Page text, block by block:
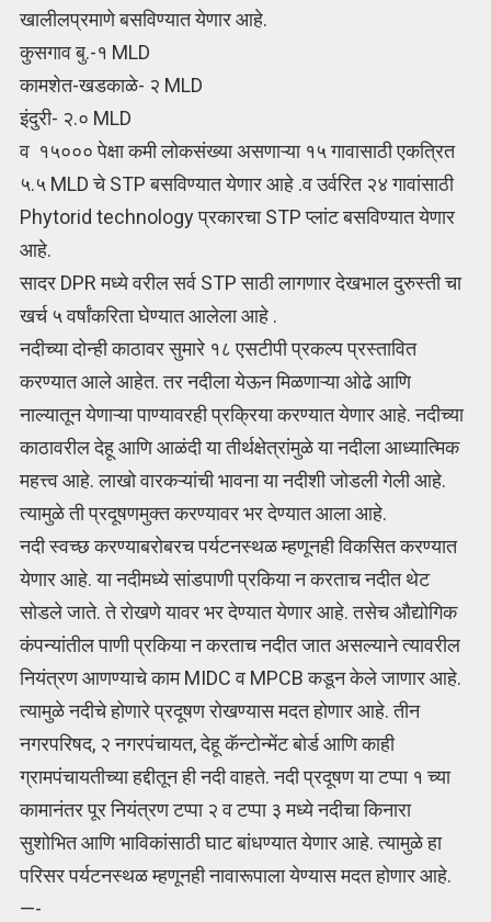
खालीलप्रमाणे बसविण्यात येणार आहे.
कुसगाव बु.-१ MLD
कामशेत-खडकाळे- २ MLD
इंदुरी- २.० MLD
व १५००० पेक्षा कमी लोकसंख्या असणाऱ्या १५ गावासाठी एकत्रित
५.५ MLD चे STP बसविण्यात येणार आहे .व उर्वरित २४ गावांसाठी
Phytorid technology प्रकारचा STP प्लांट बसविण्यात येणार
आहे.
सादर DPR मध्ये वरील सर्व STP साठी लागणार देखभाल दुरुस्ती चा
खर्च ५ वर्षांकरिता घेण्यात आलेला आहे .
नदीच्या दोन्ही काठावर सुमारे १८ एसटीपी प्रकल्प प्रस्तावित
करण्यात आले आहेत. तर नदीला येऊन मिळणाऱ्या ओढे आणि
नाल्यातून येणाऱ्या पाण्यावरही प्रक्रिया करण्यात येणार आहे. नदीच्या
काठावरील देहू आणि आळंदी या तीर्थक्षेत्रांमुळे या नदीला आध्यात्मिक
महत्त्व आहे. लाखो वारकऱ्यांची भावना या नदीशी जोडली गेली आहे.
त्यामुळे ती प्रदूषणमुक्त करण्यावर भर देण्यात आला आहे.
नदी स्वच्छ करण्याबरोबरच पर्यटनस्थळ म्हणूनही विकसित करण्यात
येणार आहे. या नदीमध्ये सांडपाणी प्रकिया न करताच नदीत थेट
सोडले जाते. ते रोखणे यावर भर देण्यात येणार आहे. तसेच औद्योगिक
कंपन्यांतील पाणी प्रकिया न करताच नदीत जात असल्याने त्यावरील
नियंत्रण आणण्याचे काम MIDC व MPCB कडून केले जाणार आहे.
त्यामुळे नदीचे होणारे प्रदूषण रोखण्यास मदत होणार आहे. तीन
नगरपरिषद, २ नगरपंचायत, देहू कॅन्टोन्मेंट बोर्ड आणि काही
ग्रामपंचायतीच्या हद्दीतून ही नदी वाहते. नदी प्रदूषण या टप्पा १ च्या
कामानंतर पूर नियंत्रण टप्पा २ व टप्पा ३ मध्ये नदीचा किनारा
सुशोभित आणि भाविकांसाठी घाट बांधण्यात येणार आहे. त्यामुळे हा
परिसर पर्यटनस्थळ म्हणूनही नावारूपाला येण्यास मदत होणार आहे.
—-